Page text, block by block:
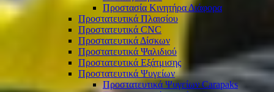
Προστασία Κινητήρα Διάφορα
Προστατευτικά Πλαισίου
Προστατευτικά CNC
Προστατευτικά Δίσκων
Προστατευτικά Ψαλιδιού
Προστατευτικά Εξάτμισης
Προστατευτικά Ψυγείων
Προστατευτικά Ψυγείων Carapaks